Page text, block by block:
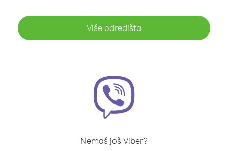
Više odredišta
Nemaš još Viber?